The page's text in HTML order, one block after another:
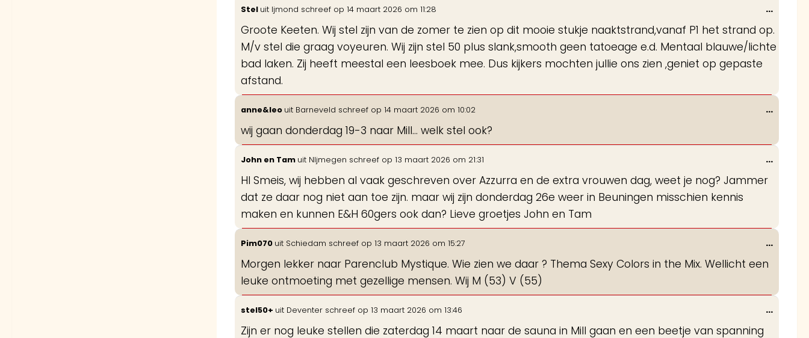
Stel uit Ijmond schreef op 14 maart 2026 om 11:28
Groote Keeten. Wij stel zijn van de zomer te zien op dit mooie stukje naaktstrand,vanaf P1 het strand op.
M/v stel die graag voyeuren. Wij zijn stel 50 plus slank,smooth geen tatoeage e.d. Mentaal blauwe/lichte
bad laken. Zij heeft meestal een leesboek mee. Dus kijkers mochten jullie ons zien ,geniet op gepaste
afstand.
...Wissel
anne&leo uit Barneveld schreef op 14 maart 2026 om 10:02
wij gaan donderdag 19-3 naar Mill... welk stel ook?
...Wissel
John en Tam uit NIjmegen schreef op 13 maart 2026 om 21:31
HI Smeis, wij hebben al vaak geschreven over Azzurra en de extra vrouwen dag, weet je nog? Jammer
dat ze daar nog niet aan toe zijn. maar wij zijn donderdag 26e weer in Beuningen misschien kennis
maken en kunnen E&H 60gers ook dan? Lieve groetjes John en Tam
...Wissel
Pim070 uit Schiedam schreef op 13 maart 2026 om 15:27
Morgen lekker naar Parenclub Mystique. Wie zien we daar ? Thema Sexy Colors in the Mix. Wellicht een
leuke ontmoeting met gezellige mensen. Wij M (53) V (55)
...Wissel
stel50+ uit Deventer schreef op 13 maart 2026 om 13:46
Zijn er nog leuke stellen die zaterdag 14 maart naar de sauna in Mill gaan en een beetje van spanning
...Wissel